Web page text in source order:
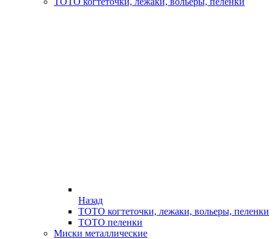
Назад
ТОТО когтеточки, лежаки, вольеры, пеленки
ТОТО пеленки
Миски металлические